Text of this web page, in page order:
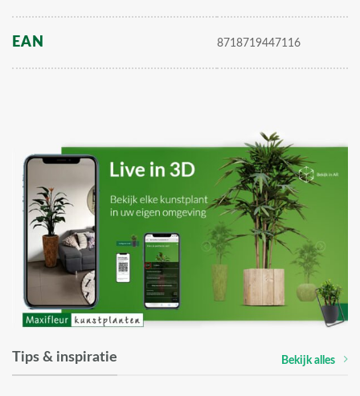
EAN 8718719447116
Tips & inspiratie Bekijk alles